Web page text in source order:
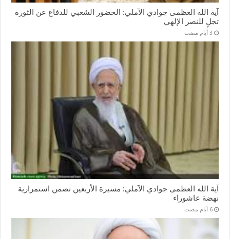
آية الله العظمى جوادي الآملي: الحضور الشعبي للدفاع عن الثورة
تجلٍ للنصر الإلهي
آية الله العظمى جوادي الآملي: مسيرة الأربعين تضمن استمرارية
نهضة عاشوراء
‏6 أيام مضت